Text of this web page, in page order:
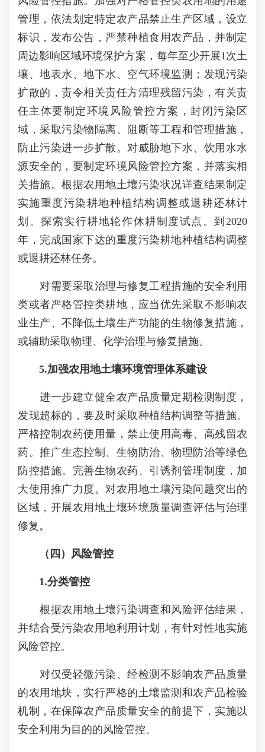
管理，依法划定特定农产品禁止生产区域，设立
标识，发布公告，严禁种植食用农产品，并制定
周边影响区域环境保护方案，每年至少开展1次土
壤、地表水、地下水、空气环境监测；发现污染
扩散的，责令相关责任方清理残留污染，有关责
任主体要制定环境风险管控方案，封闭污染区
域，采取污染物隔离、阻断等工程和管理措施，
防止污染进一步扩散。对威胁地下水、饮用水水
源安全的，要制定环境风险管控方案，并落实相
关措施。根据农用地土壤污染状况详查结果制定
实施重度污染耕地种植结构调整或退耕还林计
划。探索实行耕地轮作休耕制度试点。到2020
年，完成国家下达的重度污染耕地种植结构调整
或退耕还林任务。
对需要采取治理与修复工程措施的安全利用
类或者严格管控类耕地，应当优先采取不影响农
业生产、不降低土壤生产功能的生物修复措施，
或辅助采取物理、化学治理与修复措施。
5.加强农用地土壤环境管理体系建设
进一步建立健全农产品质量定期检测制度，
发现超标的，要及时采取种植结构调整等措施。
严格控制农药使用量，禁止使用高毒、高残留农
药。推广生态控制、生物防治、物理防治等绿色
防控措施。完善生物农药、引诱剂管理制度，加
大使用推广力度。对农用地土壤污染问题突出的
区域，开展农用地土壤环境质量调查评估与治理
修复。
（四）风险管控
1.分类管控
根据农用地土壤污染调查和风险评估结果，
并结合受污染农用地利用计划，有针对性地实施
风险管控。
对仅受轻微污染、经检测不影响农产品质量
的农用地块，实行严格的土壤监测和农产品检验
机制，在保障农产品质量安全的前提下，实施以
安全利用为目的的风险管控。